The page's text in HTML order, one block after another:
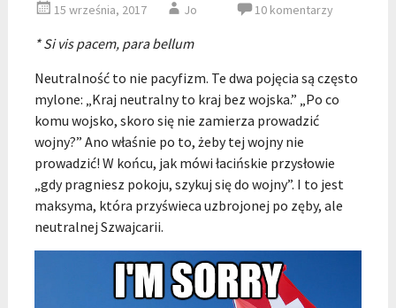
15 września, 2017 Jo 10 komentarzy
* Si vis pacem, para bellum
Neutralność to nie pacyfizm. Te dwa pojęcia są często
mylone: „Kraj neutralny to kraj bez wojska.” „Po co
komu wojsko, skoro się nie zamierza prowadzić
wojny?” Ano właśnie po to, żeby tej wojny nie
prowadzić! W końcu, jak mówi łacińskie przysłowie
„gdy pragniesz pokoju, szykuj się do wojny”. I to jest
maksyma, która przyświeca uzbrojonej po zęby, ale
neutralnej Szwajcarii.